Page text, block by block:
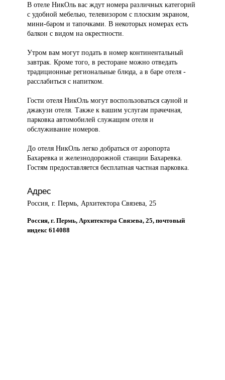
В отеле НикОль вас ждут номера различных категорий
с удобной мебелью, телевизором с плоским экраном,
мини-баром и тапочками. В некоторых номерах есть
балкон с видом на окрестности.
Утром вам могут подать в номер континентальный
завтрак. Кроме того, в ресторане можно отведать
традиционные региональные блюда, а в баре отеля -
расслабиться с напитком.
Гости отеля НикОль могут воспользоваться сауной и
джакузи отеля. Также к вашим услугам прачечная,
парковка автомобилей служащим отеля и
обслуживание номеров.
До отеля НикОль легко добраться от аэропорта
Бахаревка и железнодорожной станции Бахаревка.
Гостям предоставляется бесплатная частная парковка.
Адрес
Россия, г. Пермь, Архитектора Связева, 25
Россия, г. Пермь, Архитектора Связева, 25, почтовый
индекс 614088